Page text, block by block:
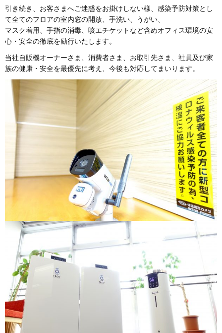
引き続き、お客さまへご迷惑をお掛けしない様、感染予防対策とし
て全てのフロアの室内窓の開放、手洗い、うがい、
マスク着用、手指の消毒、咳エチケットなど含めオフィス環境の安
心・安全の徹底を励行いたします。
当社自販機オーナーさま、消費者さま、お取引先さま、社員及び家
族の健康・安全を最優先に考え、今後も対応してまいります。